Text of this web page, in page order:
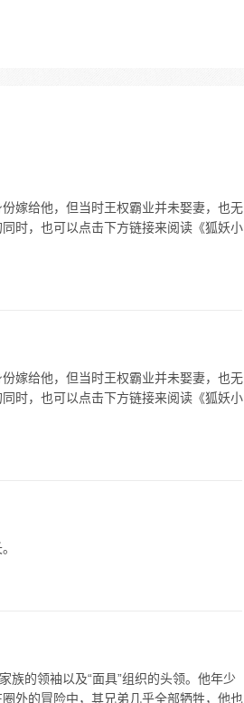
嫁给他，但当时王权霸业并未娶妻，也无
时，也可以点击下方链接来阅读《狐妖小
嫁给他，但当时王权霸业并未娶妻，也无
时，也可以点击下方链接来阅读《狐妖小
族的领袖以及“面具”组织的头领。他年少
外的冒险中，其兄弟几乎全部牺牲，他也